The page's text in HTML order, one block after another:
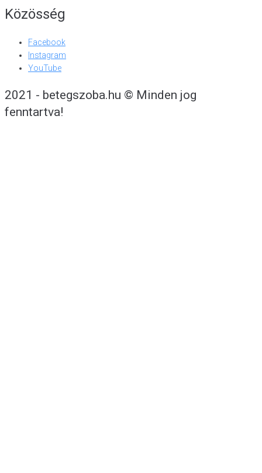
Közösség
Facebook
Instagram
YouTube
2021 - betegszoba.hu © Minden jog
fenntartva!